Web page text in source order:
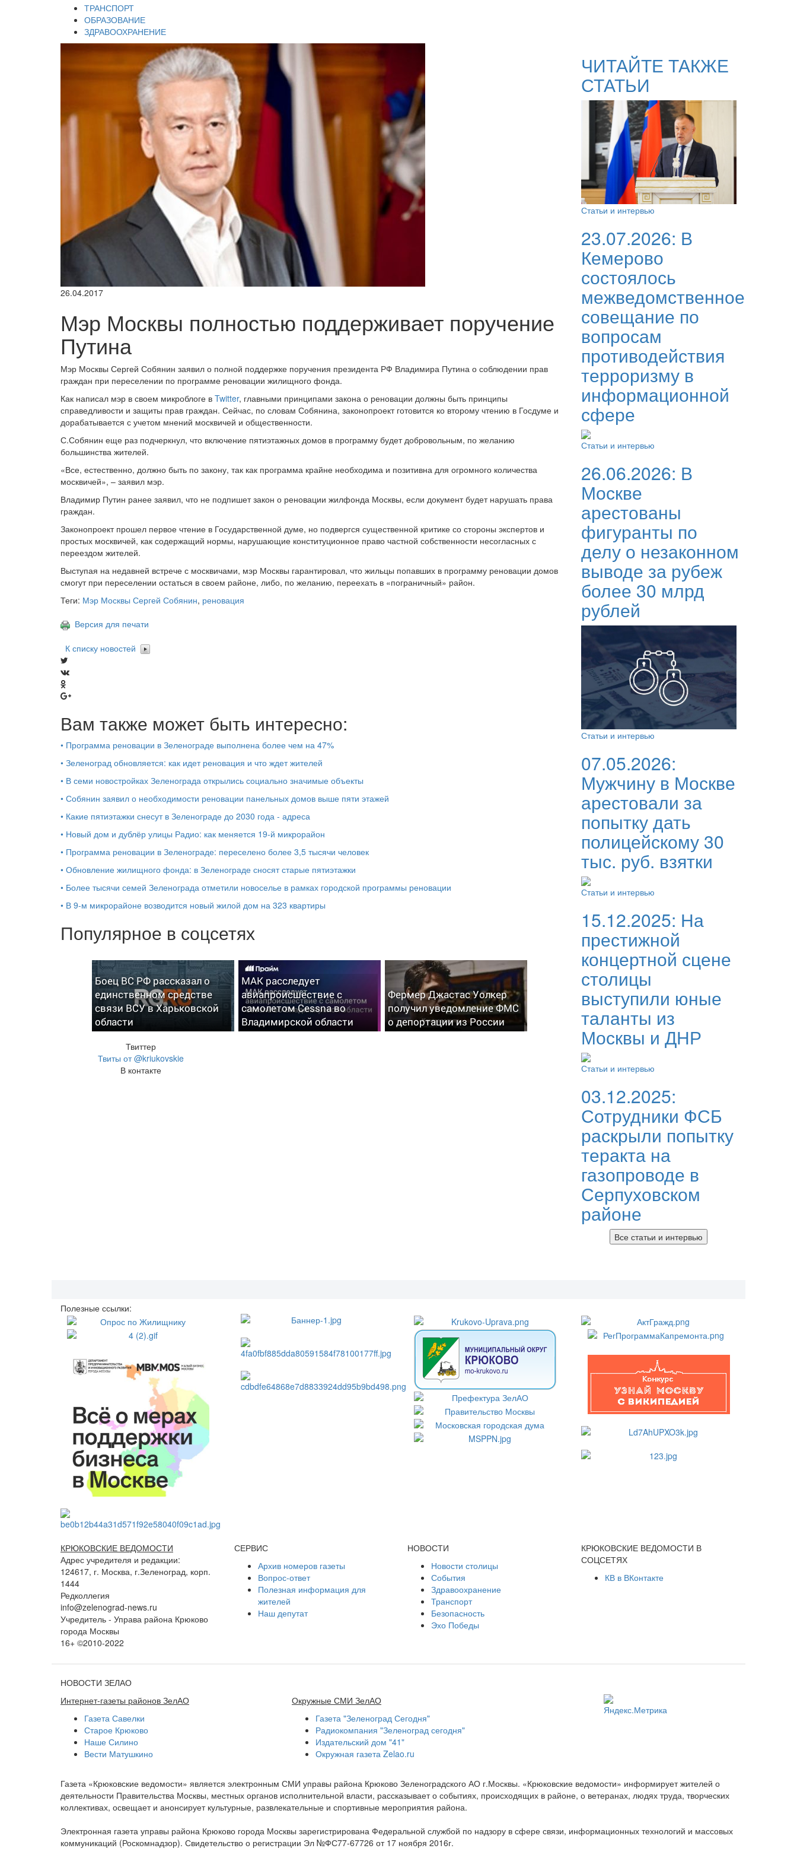
ТРАНСПОРТ
ОБРАЗОВАНИЕ
ЗДРАВООХРАНЕНИЕ
26.04.2017
Мэр Москвы полностью поддерживает поручение
Путина
Мэр Москвы Сергей Собянин заявил о полной поддержке поручения президента РФ Владимира Путина о соблюдении прав
граждан при переселении по программе реновации жилищного фонда.
Как написал мэр в своем микроблоге в Twitter, главными принципами закона о реновации должны быть принципы
справедливости и защиты прав граждан. Сейчас, по словам Собянина, законопроект готовится ко второму чтению в Госдуме и
дорабатывается с учетом мнений москвичей и общественности.
С.Собянин еще раз подчеркнул, что включение пятиэтажных домов в программу будет добровольным, по желанию
большинства жителей.
«Все, естественно, должно быть по закону, так как программа крайне необходима и позитивна для огромного количества
москвичей», – заявил мэр.
Владимир Путин ранее заявил, что не подпишет закон о реновации жилфонда Москвы, если документ будет нарушать права
граждан.
Законопроект прошел первое чтение в Государственной думе, но подвергся существенной критике со стороны экспертов и
простых москвичей, как содержащий нормы, нарушающие конституционное право частной собственности несогласных с
переездом жителей.
Выступая на недавней встрече с москвичами, мэр Москвы гарантировал, что жильцы попавших в программу реновации домов
смогут при переселении остаться в своем районе, либо, по желанию, переехать в «пограничный» район.
Теги: Мэр Москвы Сергей Собянин, реновация
Версия для печати
К списку новостей
Вам также может быть интересно:
• Программа реновации в Зеленограде выполнена более чем на 47%
• Зеленоград обновляется: как идет реновация и что ждет жителей
• В семи новостройках Зеленограда открылись социально значимые объекты
• Собянин заявил о необходимости реновации панельных домов выше пяти этажей
• Какие пятиэтажки снесут в Зеленограде до 2030 года - адреса
• Новый дом и дублёр улицы Радио: как меняется 19-й микрорайон
• Программа реновации в Зеленограде: переселено более 3,5 тысячи человек
• Обновление жилищного фонда: в Зеленограде сносят старые пятиэтажки
• Более тысячи семей Зеленограда отметили новоселье в рамках городской программы реновации
• В 9-м микрорайоне возводится новый жилой дом на 323 квартиры
Популярное в соцсетях
Боец ВС РФ рассказал о
единственном средстве
связи ВСУ в Харьковской
области
МАК расследует
авиапроисшествие с
самолетом Cessna во
Владимирской области
Фермер Джастас Уолкер
получил уведомление ФМС
о депортации из России
Твиттер
Твиты от @kriukovskie
В контакте
ЧИТАЙТЕ ТАКЖЕ
СТАТЬИ
Статьи и интервью
23.07.2026: В
Кемерово
состоялось
межведомственное
совещание по
вопросам
противодействия
терроризму в
информационной
сфере
Статьи и интервью
26.06.2026: В
Москве
арестованы
фигуранты по
делу о незаконном
выводе за рубеж
более 30 млрд
рублей
Статьи и интервью
07.05.2026:
Мужчину в Москве
арестовали за
попытку дать
полицейскому 30
тыс. руб. взятки
Статьи и интервью
15.12.2025: На
престижной
концертной сцене
столицы
выступили юные
таланты из
Москвы и ДНР
Статьи и интервью
03.12.2025:
Сотрудники ФСБ
раскрыли попытку
теракта на
газопроводе в
Серпуховском
районе
Все статьи и интервью
Полезные ссылки:
КРЮКОВСКИЕ ВЕДОМОСТИ
Адрес учредителя и редакции:
124617, г. Москва, г.Зеленоград, корп.
1444
Редколлегия
info@zelenograd-news.ru
Учредитель - Управа района Крюково
города Москвы
16+ ©2010-2022
СЕРВИС
Архив номеров газеты
Вопрос-ответ
Полезная информация для
жителей
Наш депутат
НОВОСТИ
Новости столицы
События
Здравоохранение
Транспорт
Безопасность
Эхо Победы
КРЮКОВСКИЕ ВЕДОМОСТИ В
СОЦСЕТЯХ
КВ в ВКонтакте
НОВОСТИ ЗЕЛАО
Интернет-газеты районов ЗелАО
Газета Савелки
Старое Крюково
Наше Силино
Вести Матушкино
Окружные СМИ ЗелАО
Газета "Зеленоград Сегодня"
Радиокомпания "Зеленоград сегодня"
Издательский дом "41"
Окружная газета Zelao.ru
Газета «Крюковские ведомости» является электронным СМИ управы района Крюково Зеленоградского АО г.Москвы. «Крюковские ведомости» информирует жителей о
деятельности Правительства Москвы, местных органов исполнительной власти, рассказывает о событиях, происходящих в районе, о ветеранах, людях труда, творческих
коллективах, освещает и анонсирует культурные, развлекательные и спортивные мероприятия района.
Электронная газета управы района Крюково города Москвы зарегистрирована Федеральной службой по надзору в сфере связи, информационных технологий и массовых
коммуникаций (Роскомнадзор). Свидетельство о регистрации Эл №ФС77-67726 от 17 ноября 2016г.